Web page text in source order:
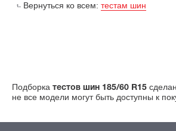
Вернуться ко всем: тестам шин
Подборка тестов шин 185/60 R15
не все модели могут быть доступны к